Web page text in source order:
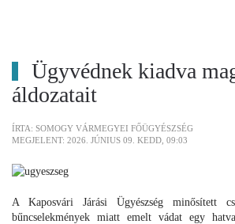
Ügyvédnek kiadva
áldozatait
ÍRTA: SOMOGY VÁRMEGYEI FŐÜGYÉSZSÉG
MEGJELENT: 2026. JÚNIUS 09. KEDD, 09:03
A Kaposvári Járási Ügyészség minősített
bűncselekmények miatt emelt vádat egy